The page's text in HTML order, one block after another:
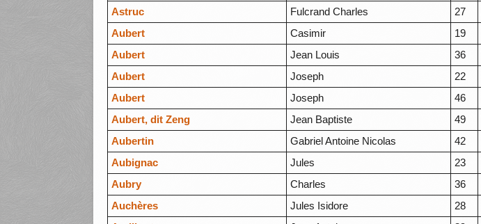
Astruc
Fulcrand Charles 27
Aubert
Casimir 19
Aubert
Jean Louis 36
Aubert
Joseph 22
Aubert
Joseph 46
Aubert, dit Zeng
Jean Baptiste 49
Aubertin
Gabriel Antoine Nicolas 42
Aubignac
Jules 23
Aubry
Charles 36
Auchères
Jules Isidore 28